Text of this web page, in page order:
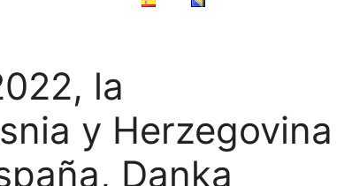
la
y Herzegovina
Danka